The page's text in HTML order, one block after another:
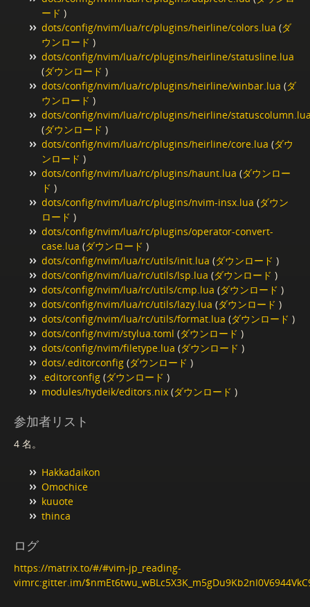
ード )
dots/config/nvim/lua/rc/plugins/heirline/colors.lua (ダ
ウンロード )
dots/config/nvim/lua/rc/plugins/heirline/statusline.lua
(ダウンロード )
dots/config/nvim/lua/rc/plugins/heirline/winbar.lua (ダ
ウンロード )
dots/config/nvim/lua/rc/plugins/heirline/
(ダウンロード )
dots/config/nvim/lua/rc/plugins/heirline/core.lua (ダウ
ンロード )
dots/config/nvim/lua/rc/plugins/haunt.lua (ダウンロー
ド )
dots/config/nvim/lua/rc/plugins/nvim-insx.lua (ダウン
ロード )
dots/config/nvim/lua/rc/plugins/operator-convert-
case.lua (ダウンロード )
dots/config/nvim/lua/rc/utils/init.lua (ダウンロード )
dots/config/nvim/lua/rc/utils/lsp.lua (ダウンロード )
dots/config/nvim/lua/rc/utils/cmp.lua (ダウンロード )
dots/config/nvim/lua/rc/utils/lazy.lua (ダウンロード )
dots/config/nvim/lua/rc/utils/format.lua (ダウンロード )
dots/config/nvim/stylua.toml (ダウンロード )
dots/config/nvim/filetype.lua (ダウンロード )
dots/.editorconfig (ダウンロード )
.editorconfig (ダウンロード )
modules/hydeik/editors.nix (ダウンロード )
参加者リスト
4 名。
Hakkadaikon
Omochice
kuuote
thinca
ログ
https://matrix.to/#/#vim-jp_reading-
vimrc:gitter.im/